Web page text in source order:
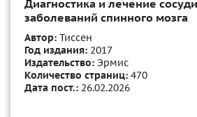
Диагностика и лечение
заболеваний спинного мозга
Автор: Тиссен
Год издания: 2017
Издательство: Эрмис
Количество страниц: 470
Дата пост.: 26.02.2026